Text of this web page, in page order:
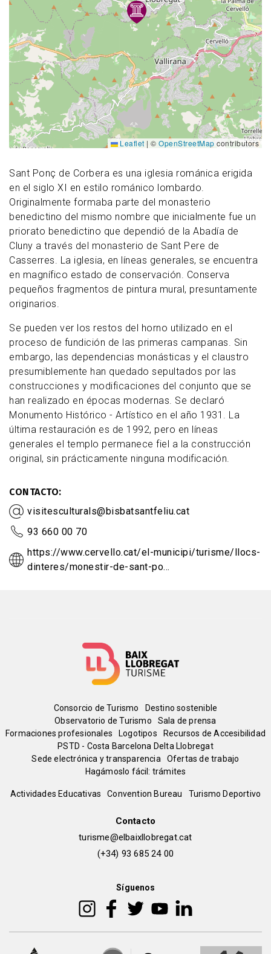
Sant Ponç de Corbera es una iglesia románica erigida
en el siglo XI en estilo románico lombardo.
Originalmente formaba parte del monasterio
benedictino del mismo nombre que inicialmente fue un
priorato benedictino que dependió de la Abadía de
Cluny a través del monasterio de Sant Pere de
Casserres. La iglesia, en líneas generales, se encuentra
en magnífico estado de conservación. Conserva
pequeños fragmentos de pintura mural, presuntamente
originarios.
Se pueden ver los restos del horno utilizado en el
proceso de fundición de las primeras campanas. Sin
embargo, las dependencias monásticas y el claustro
presumiblemente han quedado sepultados por las
construcciones y modificaciones del conjunto que se
han realizado en épocas modernas. Se declaró
Monumento Histórico - Artístico en el año 1931. La
última restauración es de 1992, pero en líneas
generales el templo permanece fiel a la construcción
original, sin prácticamente ninguna modificación.
CONTACTO
visitesculturals@bisbatsantfeliu.cat
93 660 00 70
https://www.cervello.cat/el-municipi/turisme/llocs-
dinteres/monestir-de-sant-po…
Leaflet | © OpenStreetMap contributors
Menú
del
pie
Consorcio de Turismo
Destino sostenible
Observatorio de Turismo
Sala de prensa
Formaciones profesionales
Logotipos
Recursos de Accesibilidad
PSTD - Costa Barcelona Delta Llobregat
Sede electrónica y transparencia
Ofertas de trabajo
Hagámoslo fácil: trámites
Peu
Actividades Educativas Convention Bureau Turismo Deportivo
Contacto
turisme@elbaixllobregat.cat
(+34) 93 685 24 00
Síguenos